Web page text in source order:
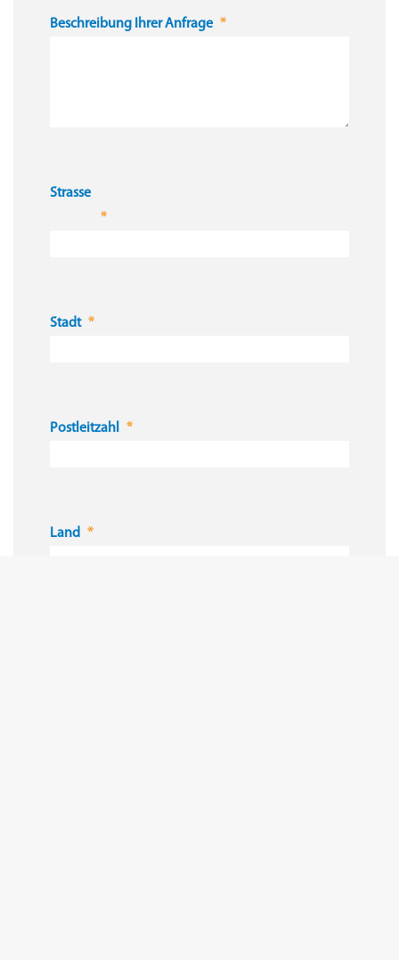
Beschreibung Ihrer Anfrage
Strasse
Stadt
Postleitzahl
Land